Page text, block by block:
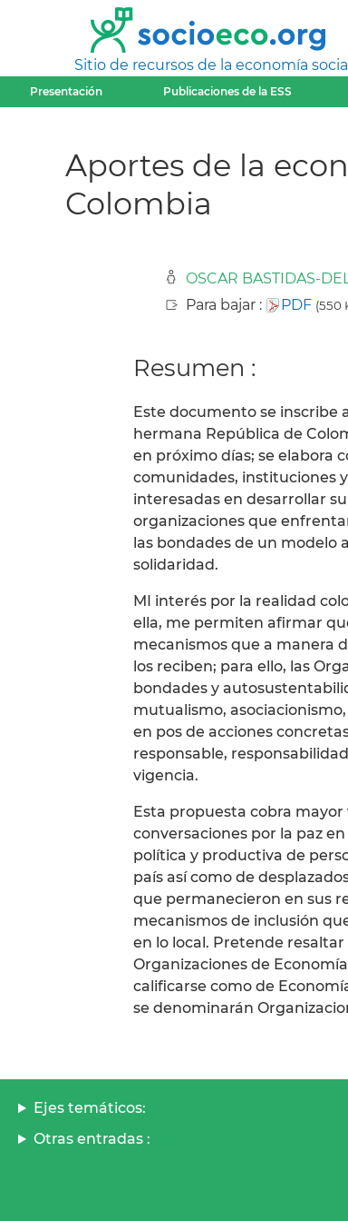
Sitio de recursos de la economía
Presentación Publicaciones de la ESS
Aportes de la
Colombia
OSCAR BASTIDAS-
Para bajar :
PDF (550
Resumen :
Este documento se inscribe
hermana República de
en próximo días; se elabora
comunidades, instituciones
interesadas en desarrollar
organizaciones que
las bondades de un modelo
solidaridad.
MI interés por la realidad
ella, me permiten afirmar
mecanismos que a manera
los reciben; para ello, las
bondades y
mutualismo,
en pos de acciones
responsable,
vigencia.
Esta propuesta cobra
conversaciones por la paz
política y productiva de
país así como de
que permanecieron en sus
mecanismos de inclusión
en lo local. Pretende
Organizaciones de
calificarse como de
se denominarán
Ejes temáticos:
Otras entradas :